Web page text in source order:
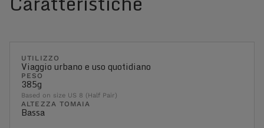
UTILIZZO
Viaggio urbano e uso quotidiano
PESO
385g
Based on size US 8 (Half Pair)
ALTEZZA TOMAIA
Bassa